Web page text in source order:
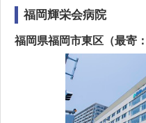
福岡輝栄会病院
福岡県福岡市東区（最寄